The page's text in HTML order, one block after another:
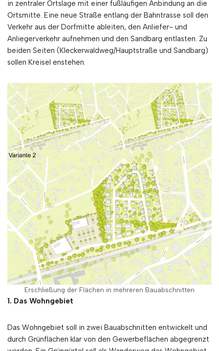
in zentraler Ortslage mit einer fußläufigen Anbindung an die
Ortsmitte. Eine neue Straße entlang der Bahntrasse soll den
Verkehr aus der Dorfmitte ableiten, den Anliefer- und
Anliegerverkehr aufnehmen und den Sandbarg entlasten. Zu
beiden Seiten (Kleckerwaldweg/Hauptstraße und Sandbarg)
sollen Kreisel enstehen.
Erschließung der Flächen in mehreren Bauabschnitten
1. Das Wohngebiet
Das Wohngebiet soll in zwei Bauabschnitten entwickelt und
durch Grünflächen klar von den Gewerbeflächen abgegrenzt